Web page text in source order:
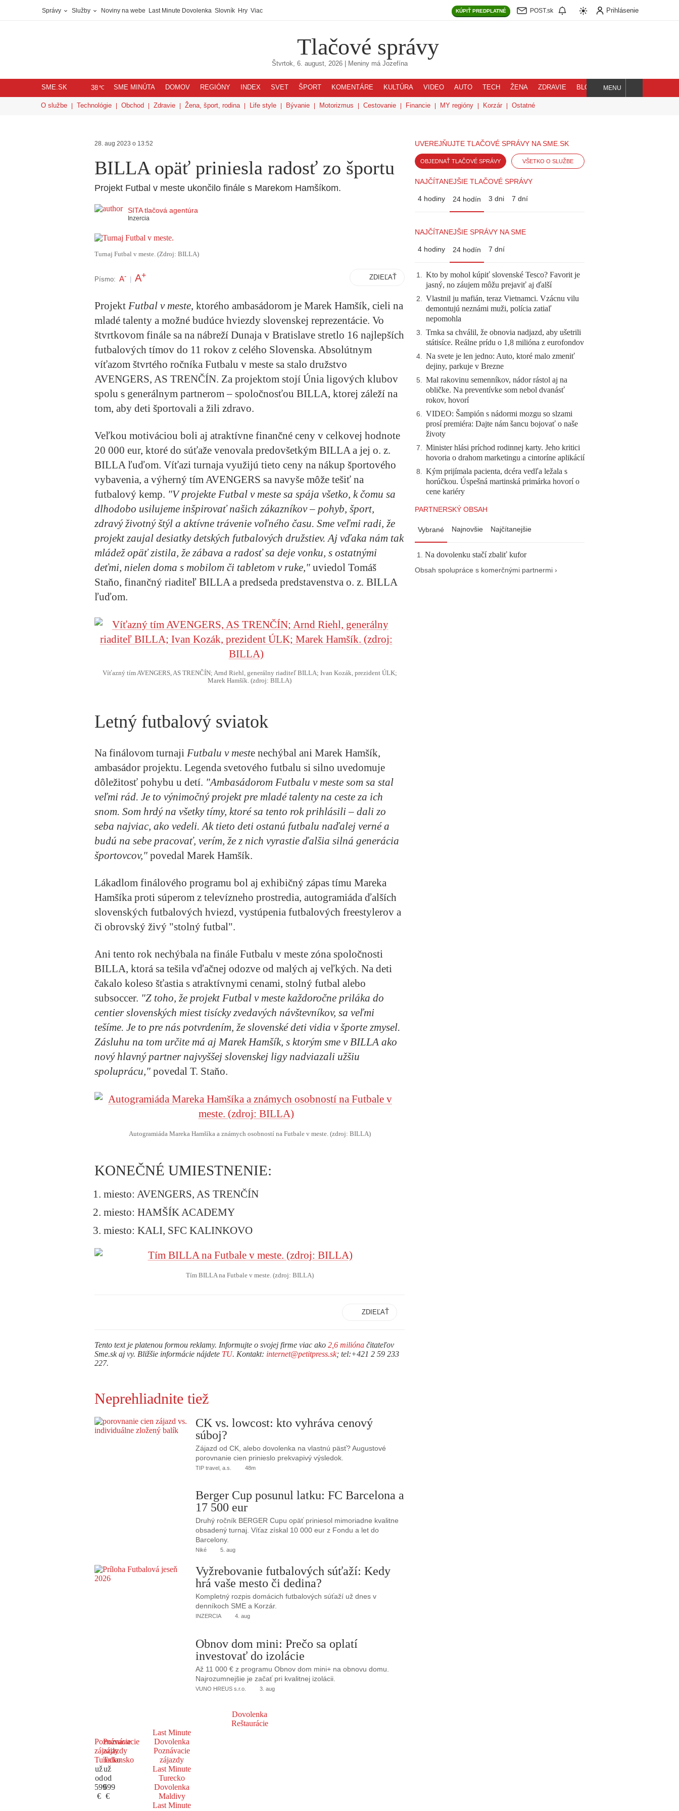
Správy Služby Noviny na webe Last Minute Dovolenka Slovník Hry Viac KÚPIŤ PREDPLATNÉ POST.sk Prihlásenie
Tlačové správy
Štvrtok, 6. august, 2026| Meniny má Jozefína
SME.SK 38℃ SME MINÚTA DOMOV REGIÓNY INDEX SVET ŠPORT KOMENTÁRE KULTÚRA VIDEO AUTO TECH ŽENA ZDRAVIE BLOG
Hľadaj
MENU
O službe Technológie Obchod Zdravie Žena, šport, rodina Life style Bývanie Motorizmus Cestovanie Financie MY regióny Korzár Ostatné
28. aug 2023 o 13:52
BILLA opäť priniesla radosť zo športu
Projekt Futbal v meste ukončilo finále s Marekom Hamšíkom.
SITA tlačová agentúra
Inzercia
Turnaj Futbal v meste. (Zdroj: BILLA)
Písmo: A- A+ ZDIEĽAŤ
Projekt Futbal v meste, ktorého ambasádorom je Marek Hamšík, cieli na
mladé talenty a možné budúce hviezdy slovenskej reprezentácie. Vo
štvrtkovom finále sa na nábreží Dunaja v Bratislave stretlo 16 najlepších
futbalových tímov do 11 rokov z celého Slovenska. Absolútnym
víťazom štvrtého ročníka Futbalu v meste sa stalo družstvo
AVENGERS, AS TRENČÍN. Za projektom stojí Únia ligových klubov
spolu s generálnym partnerom – spoločnosťou BILLA, ktorej záleží na
tom, aby deti športovali a žili zdravo.
Veľkou motiváciou boli aj atraktívne finančné ceny v celkovej hodnote
20 000 eur, ktoré do súťaže venovala predovšetkým BILLA a jej o. z.
BILLA ľuďom. Víťazi turnaja využijú tieto ceny na nákup športového
vybavenia, a výherný tím AVENGERS sa navyše môže tešiť na
futbalový kemp. "V projekte Futbal v meste sa spája všetko, k čomu sa
dlhodobo usilujeme inšpirovať našich zákazníkov – pohyb, šport,
zdravý životný štýl a aktívne trávenie voľného času. Sme veľmi radi, že
projekt zaujal desiatky detských futbalových družstiev. Aj vďaka nám tak
mládež opäť zistila, že zábava a radosť sa deje vonku, s ostatnými
deťmi, nielen doma s mobilom či tabletom v ruke," uviedol Tomáš
Staňo, finančný riaditeľ BILLA a predseda predstavenstva o. z. BILLA
ľuďom.
Víťazný tím AVENGERS, AS TRENČÍN; Arnd Riehl, generálny riaditeľ BILLA; Ivan Kozák, prezident ÚLK;
Marek Hamšík. (zdroj: BILLA)
Letný futbalový sviatok
Na finálovom turnaji Futbalu v meste nechýbal ani Marek Hamšík,
ambasádor projektu. Legenda svetového futbalu si silno uvedomuje
dôležitosť pohybu u detí. "Ambasádorom Futbalu v meste som sa stal
veľmi rád. Je to výnimočný projekt pre mladé talenty na ceste za ich
snom. Som hrdý na všetky tímy, ktoré sa tento rok prihlásili – dali zo
seba najviac, ako vedeli. Ak tieto deti ostanú futbalu naďalej verné a
budú na sebe pracovať, verím, že z nich vyrastie ďalšia silná generácia
športovcov," povedal Marek Hamšík.
Lákadlom finálového programu bol aj exhibičný zápas tímu Mareka
Hamšíka proti súperom z televízneho prostredia, autogramiáda ďalších
slovenských futbalových hviezd, vystúpenia futbalových freestylerov a
či obrovský živý "stolný futbal".
Ani tento rok nechýbala na finále Futbalu v meste zóna spoločnosti
BILLA, ktorá sa tešila vďačnej odozve od malých aj veľkých. Na deti
čakalo koleso šťastia s atraktívnymi cenami, stolný futbal alebo
subsoccer. "Z toho, že projekt Futbal v meste každoročne priláka do
centier slovenských miest tisícky zvedavých návštevníkov, sa veľmi
tešíme. Je to pre nás potvrdením, že slovenské deti vidia v športe zmysel.
Zásluhu na tom určite má aj Marek Hamšík, s ktorým sme v BILLA ako
nový hlavný partner najvyššej slovenskej ligy nadviazali užšiu
spoluprácu," povedal T. Staňo.
Autogramiáda Mareka Hamšíka a známych osobností na Futbale v meste. (zdroj: BILLA)
KONEČNÉ UMIESTNENIE:
miesto: AVENGERS, AS TRENČÍN
miesto: HAMŠÍK ACADEMY
miesto: KALI, SFC KALINKOVO
Tím BILLA na Futbale v meste. (zdroj: BILLA)
ZDIEĽAŤ
Tento text je platenou formou reklamy. Informujte o svojej firme viac ako 2,6 milióna čitateľov
Sme.sk aj vy. Bližšie informácie nájdete TU. Kontakt: internet@petitpress.sk; tel:+421 2 59 233
227.
UVEREJŇUJTE TLAČOVÉ SPRÁVY NA SME.SK
OBJEDNAŤ TLAČOVÉ SPRÁVY VŠETKO O SLUŽBE
NAJČÍTANEJŠIE TLAČOVÉ SPRÁVY
4 hodiny 24 hodín 3 dni 7 dní
NAJČÍTANEJŠIE SPRÁVY NA SME
4 hodiny 24 hodín 7 dní
1. Kto by mohol kúpiť slovenské Tesco? Favorit je
jasný, no záujem môžu prejaviť aj ďalší
2. Vlastnil ju mafián, teraz Vietnamci. Vzácnu vilu
demontujú neznámi muži, polícia zatiaľ
nepomohla
3. Trnka sa chválil, že obnovia nadjazd, aby ušetrili
státisíce. Reálne prídu o 1,8 milióna z eurofondov
4. Na svete je len jedno: Auto, ktoré malo zmeniť
dejiny, parkuje v Brezne
5. Mal rakovinu semenníkov, nádor rástol aj na
obličke. Na preventívke som nebol dvanásť
rokov, hovorí
6. VIDEO: Šampión s nádormi mozgu so slzami
prosí premiéra: Dajte nám šancu bojovať o naše
životy
7. Minister hlási príchod rodinnej karty. Jeho kritici
hovoria o drahom marketingu a cintoríne aplikácií
8. Kým prijímala pacienta, dcéra vedľa ležala s
horúčkou. Úspešná martinská primárka hovorí o
cene kariéry
PARTNERSKÝ OBSAH
Vybrané Najnovšie Najčítanejšie
Na dovolenku stačí zbaliť kufor
Obsah spolupráce s komerčnými partnermi ›
Neprehliadnite tiež
CK vs. lowcost: kto vyhráva cenový
súboj?
Zájazd od CK, alebo dovolenka na vlastnú päsť? Augustové
porovnanie cien prinieslo prekvapivý výsledok.
TIP travel, a.s. 48m
Berger Cup posunul latku: FC Barcelona a
17 500 eur
Druhý ročník BERGER Cupu opäť priniesol mimoriadne kvalitne
obsadený turnaj. Víťaz získal 10 000 eur z Fondu a let do
Barcelony.
Niké 5. aug
Vyžrebovanie futbalových súťaží: Kedy
hrá vaše mesto či dedina?
Kompletný rozpis domácich futbalových súťaží už dnes v
denníkoch SME a Korzár.
INZERCIA 4. aug
Obnov dom mini: Prečo sa oplatí
investovať do izolácie
Až 11 000 € z programu Obnov dom mini+ na obnovu domu.
Najrozumnejšie je začať pri kvalitnej izolácii.
VUNO HREUS s.r.o. 3. aug
Dovolenka
Reštaurácie
Poznávacie
zájazdy
Turecko
už
od
599
€
Poznávacie
zájazdy
Taliansko
už
od
699
€
Last Minute
Dovolenka
Poznávacie
zájazdy
Last Minute
Turecko
Dovolenka
Maldivy
Last Minute